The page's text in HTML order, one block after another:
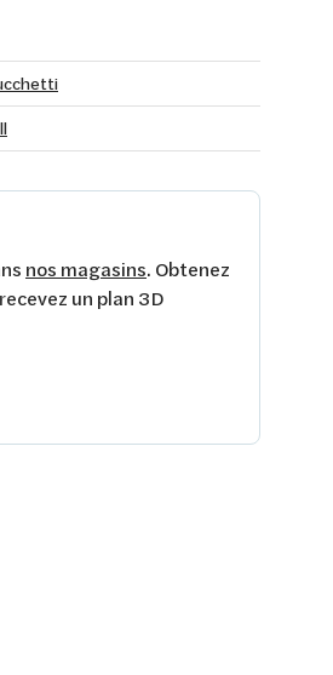
nos magasins. Obtenez
un plan 3D